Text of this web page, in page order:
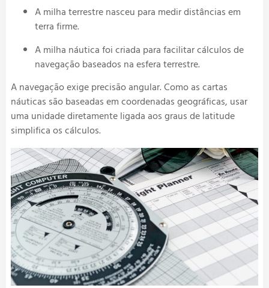
A milha terrestre nasceu para medir distâncias em
terra firme.
A milha náutica foi criada para facilitar cálculos de
navegação baseados na esfera terrestre.
A navegação exige precisão angular. Como as cartas
náuticas são baseadas em coordenadas geográficas, usar
uma unidade diretamente ligada aos graus de latitude
simplifica os cálculos.